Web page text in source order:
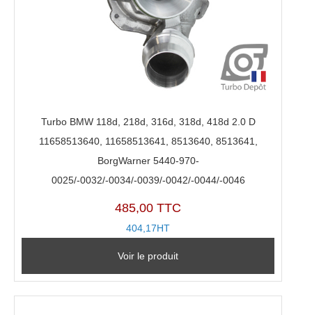
Turbo BMW 118d, 218d, 316d, 318d, 418d 2.0 D
11658513640, 11658513641, 8513640, 8513641,
BorgWarner 5440-970-
0025/-0032/-0034/-0039/-0042/-0044/-0046
485,00 TTC
404,17HT
Voir le produit